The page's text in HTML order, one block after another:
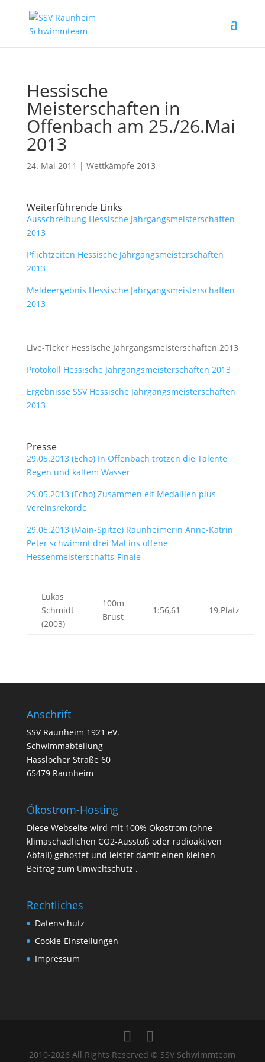
Hessische
Meisterschaften in
Offenbach am 25./26.Mai
2013
24. Mai 2011 | Wettkämpfe 2013
Weiterführende Links
Ausschreibung Hessische Jahrgangsmeisterschaften
2013
Pflichtzeiten Hessische Jahrgangsmeisterschaften
2013
Meldeergebnis Hessische Jahrgangsmeisterschaften
2013
Live-Ticker Hessische Jahrgangsmeisterschaften 2013
Protokoll Hessische Jahrgangsmeisterschaften 2013
Ergebnisse SSV Hessische Jahrgangsmeisterschaften
2013
Presse
29.05.2013 (Echo) In Offenbach trotzen die Talente
Regen und kaltem Wasser
29.05.2013 (Echo) Zusammen elf Medaillen plus
Vereinsrekorde
29.05.2013 (Main-Spitze) Raunheimerin Anne-Katrin
Peter schwimmt drei Mal ins offene
Hessenmeisterschafts-Finale
Lukas
Schmidt
(2003)
100m
Brust
1:56,61 19.Platz
Anschrift
SSV Raunheim 1921 eV.
Schwimmabteilung
Hasslocher Straße 60
65479 Raunheim
Ökostrom-Hosting
Diese Webseite wird mit 100% Ökostrom (ohne
klimaschädlichen CO2-Ausstoß oder radioaktiven
Abfall) gehostet und leistet damit einen kleinen
Beitrag zum Umweltschutz .
Rechtliches
Datenschutz
Cookie-Einstellungen
Impressum
2010-2026 All Rights Reserved © SSV Schwimmteam